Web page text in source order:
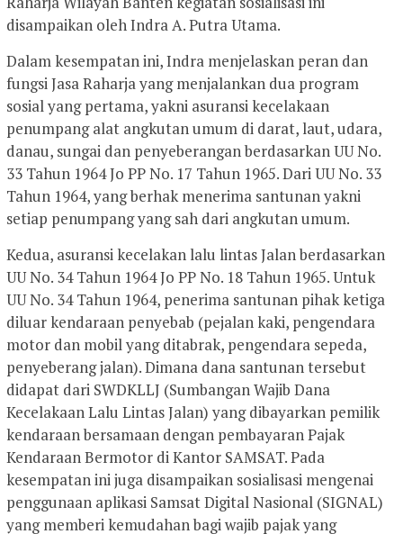
disampaikan oleh Indra A. Putra Utama.
Dalam kesempatan ini, Indra menjelaskan peran dan
fungsi Jasa Raharja yang menjalankan dua program
sosial yang pertama, yakni asuransi kecelakaan
penumpang alat angkutan umum di darat, laut, udara,
danau, sungai dan penyeberangan berdasarkan UU No.
33 Tahun 1964 Jo PP No. 17 Tahun 1965. Dari UU No. 33
Tahun 1964, yang berhak menerima santunan yakni
setiap penumpang yang sah dari angkutan umum.
Kedua, asuransi kecelakan lalu lintas Jalan berdasarkan
UU No. 34 Tahun 1964 Jo PP No. 18 Tahun 1965. Untuk
UU No. 34 Tahun 1964, penerima santunan pihak ketiga
diluar kendaraan penyebab (pejalan kaki, pengendara
motor dan mobil yang ditabrak, pengendara sepeda,
penyeberang jalan). Dimana dana santunan tersebut
didapat dari SWDKLLJ (Sumbangan Wajib Dana
Kecelakaan Lalu Lintas Jalan) yang dibayarkan pemilik
kendaraan bersamaan dengan pembayaran Pajak
Kendaraan Bermotor di Kantor SAMSAT. Pada
kesempatan ini juga disampaikan sosialisasi mengenai
penggunaan aplikasi Samsat Digital Nasional (SIGNAL)
yang memberi kemudahan bagi wajib pajak yang